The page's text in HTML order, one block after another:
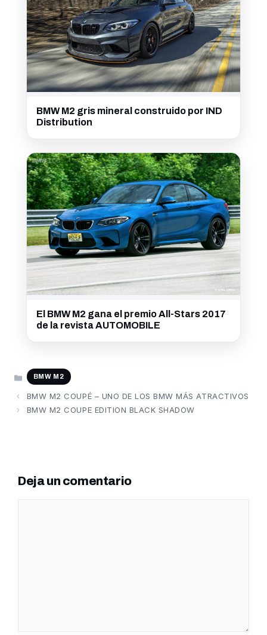
BMW M2 gris mineral construido por IND
Distribution
El BMW M2 gana el premio All-Stars 2017
de la revista AUTOMOBILE
CATEGORÍAS
BMW M2
BMW M2 COUPÉ – UNO DE LOS BMW MÁS ATRACTIVOS
BMW M2 COUPE EDITION BLACK SHADOW
Deja un comentario